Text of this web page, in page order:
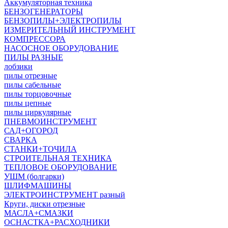
Аккумуляторная техника
БЕНЗОГЕНЕРАТОРЫ
БЕНЗОПИЛЫ+ЭЛЕКТРОПИЛЫ
ИЗМЕРИТЕЛЬНЫЙ ИНСТРУМЕНТ
КОМПРЕССОРА
НАСОСНОЕ ОБОРУДОВАНИЕ
ПИЛЫ РАЗНЫЕ
лобзики
пилы отрезные
пилы сабельные
пилы торцовочные
пилы цепные
пилы циркулярные
ПНЕВМОИНСТРУМЕНТ
САД+ОГОРОД
СВАРКА
СТАНКИ+ТОЧИЛА
СТРОИТЕЛЬНАЯ ТЕХНИКА
ТЕПЛОВОЕ ОБОРУДОВАНИЕ
УШМ (болгарки)
ШЛИФМАШИНЫ
ЭЛЕКТРОИНСТРУМЕНТ разный
Круги, диски отрезные
МАСЛА+СМАЗКИ
ОСНАСТКА+РАСХОДНИКИ